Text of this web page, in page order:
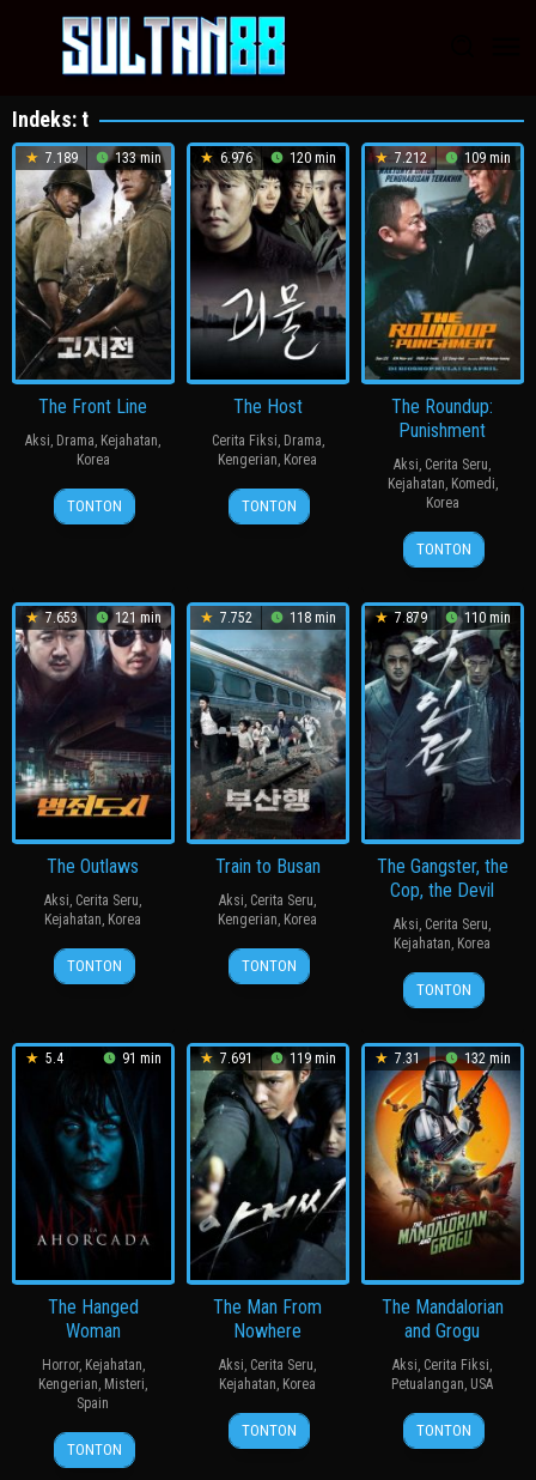
Indeks:t
7.189 133 min
The Front Line
Aksi, Drama, Kejahatan,
Korea
20
Jul
장
훈
TONTON
6.976 120 min
The Host
Cerita Fiksi, Drama,
Kengerian, Korea
27
Jul
봉
준
TONTON
7.212 109 min
The Roundup:
Punishment
Aksi, Cerita Seru,
Kejahatan, Komedi,
Korea
24
Apr
허
명
TONTON
7.653 121 min
The Outlaws
Aksi, Cerita Seru,
Kejahatan, Korea
3
Oct
강
윤
TONTON
7.752 118 min
Train to Busan
Aksi, Cerita Seru,
Kengerian, Korea
20
Jul
연
상
TONTON
7.879 110 min
The Gangster, the
Cop, the Devil
Aksi, Cerita Seru,
Kejahatan, Korea
15
May
이
원
TONTON
5.4 91 min
The Hanged
Woman
Horror, Kejahatan,
Kengerian, Misteri,
Spain
22
Apr
Miguel
Ángel
TONTON
7.691 119 min
The Man From
Nowhere
Aksi, Cerita Seru,
Kejahatan, Korea
4
Aug
이
정
TONTON
7.31 132 min
The Mandalorian
and Grogu
Aksi, Cerita Fiksi,
Petualangan, USA
20
May
Jon
Favreau
TONTON